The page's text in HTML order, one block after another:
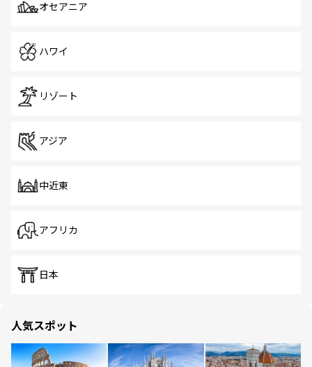
オセアニア
ハワイ
リゾート
アジア
中近東
アフリカ
日本
人気スポット